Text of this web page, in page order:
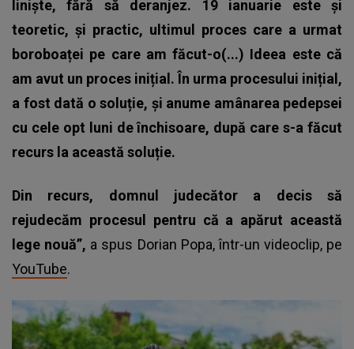
liniște, fără să deranjez. 19 ianuarie este și
teoretic, și practic, ultimul proces care a urmat
boroboaței pe care am făcut-o(...) Ideea este că
am avut un proces inițial. În urma procesului inițial,
a fost dată o soluție, și anume amânarea pedepsei
cu cele opt luni de închisoare, după care s-a făcut
recurs la această soluție.
Din recurs, domnul judecător a decis să
rejudecăm procesul pentru că a apărut această
lege nouă”, a spus Dorian Popa, într-un videoclip, pe
YouTube.